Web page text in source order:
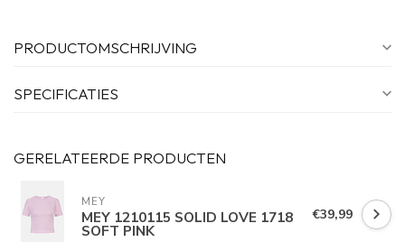
PRODUCTOMSCHRIJVING
SPECIFICATIES
GERELATEERDE PRODUCTEN
MEY
MEY 1210115 SOLID LOVE 1718
SOFT PINK
€39,99